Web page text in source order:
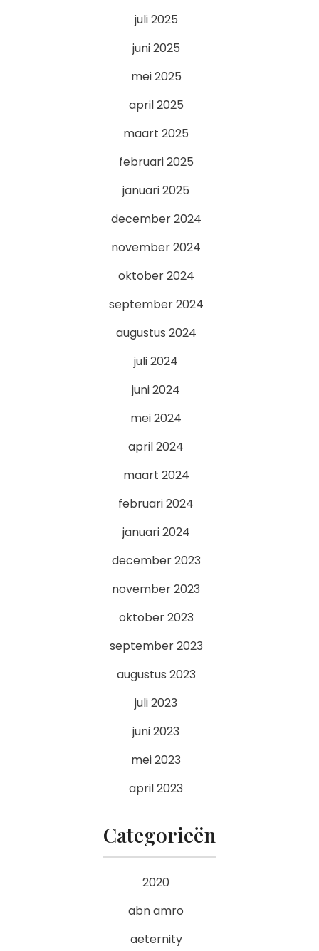
juli 2025
juni 2025
mei 2025
april 2025
maart 2025
februari 2025
januari 2025
december 2024
november 2024
oktober 2024
september 2024
augustus 2024
juli 2024
juni 2024
mei 2024
april 2024
maart 2024
februari 2024
januari 2024
december 2023
november 2023
oktober 2023
september 2023
augustus 2023
juli 2023
juni 2023
mei 2023
april 2023
Categorieën
2020
abn amro
aeternity